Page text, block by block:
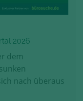
2026
dem
nach überaus